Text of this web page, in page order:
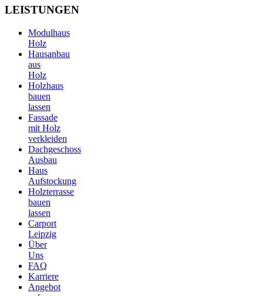
LEISTUNGEN
Modulhaus
Holz
Hausanbau
aus
Holz
Holzhaus
bauen
lassen
Fassade
mit Holz
verkleiden
Dachgeschoss
Ausbau
Haus
Aufstockung
Holzterrasse
bauen
lassen
Carport
Leipzig
Über
Uns
FAQ
Karriere
Angebot